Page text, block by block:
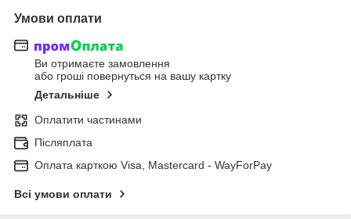
Умови оплати
Ви отримаєте замовлення
або гроші повернуться на вашу картку
Детальніше
Оплатити частинами
Післяплата
Оплата карткою Visa, Mastercard - WayForPay
Всі умови оплати